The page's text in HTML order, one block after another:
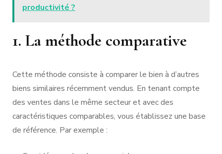
productivité ?
1. La méthode comparative
Cette méthode consiste à comparer le bien à d’autres
biens similaires récemment vendus. En tenant compte
des ventes dans le même secteur et avec des
caractéristiques comparables, vous établissez une base
de référence. Par exemple :